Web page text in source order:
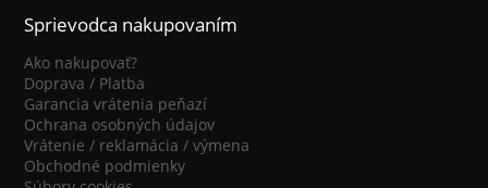
Sprievodca nakupovaním
Ako nakupovať?
Doprava / Platba
Garancia vrátenia peňazí
Ochrana osobných údajov
Vrátenie / reklamácia / výmena
Obchodné podmienky